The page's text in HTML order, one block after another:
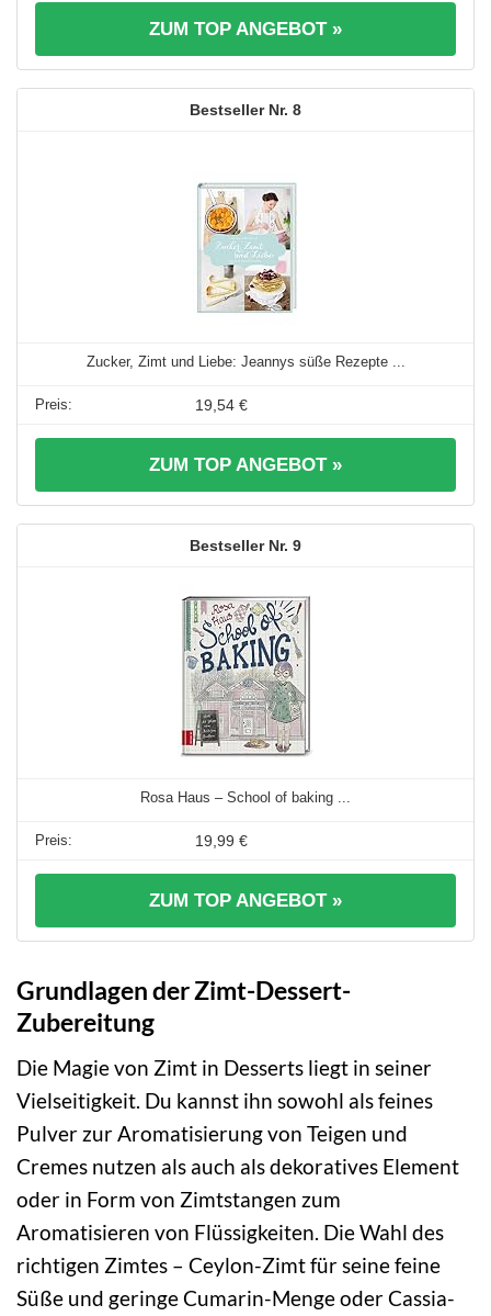
ZUM TOP ANGEBOT »
8
Zucker, Zimt und Liebe: Jeannys süße Rezepte ...
19,54 €
ZUM TOP ANGEBOT »
9
Rosa Haus – School of baking ...
19,99 €
ZUM TOP ANGEBOT »
Grundlagen der Zimt-Dessert-
Zubereitung
Die Magie von Zimt in Desserts liegt in seiner
Vielseitigkeit. Du kannst ihn sowohl als feines
Pulver zur Aromatisierung von Teigen und
Cremes nutzen als auch als dekoratives Element
oder in Form von Zimtstangen zum
Aromatisieren von Flüssigkeiten. Die Wahl des
richtigen Zimtes – Ceylon-Zimt für seine feine
Süße und geringe Cumarin-Menge oder Cassia-